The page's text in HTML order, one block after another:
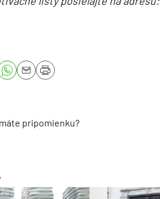
pripomienku?